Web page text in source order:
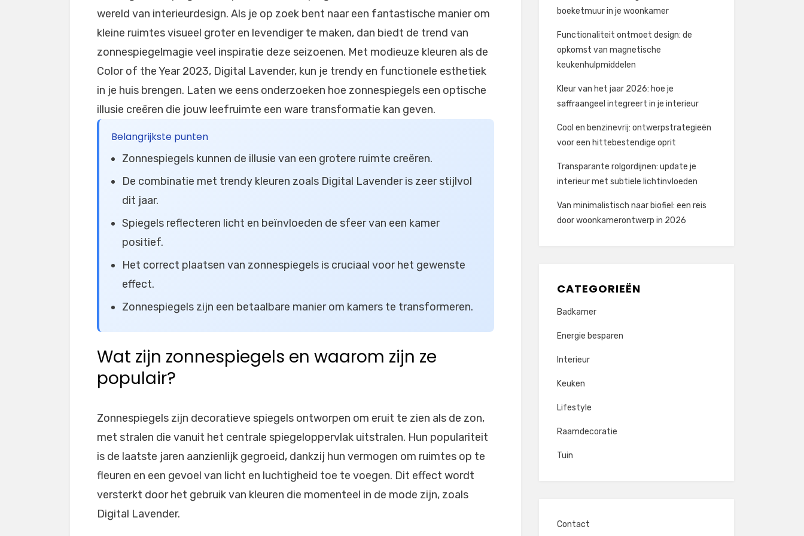
wereld van interieurdesign. Als je op zoek bent naar een fantastische manier om
kleine ruimtes visueel groter en levendiger te maken, dan biedt de trend van
zonnespiegelmagie veel inspiratie deze seizoenen. Met modieuze kleuren als de
Color of the Year 2023, Digital Lavender, kun je trendy en functionele esthetiek
in je huis brengen. Laten we eens onderzoeken hoe zonnespiegels een optische
illusie creëren die jouw leefruimte een ware transformatie kan geven.
Belangrijkste punten
Zonnespiegels kunnen de illusie van een grotere ruimte creëren.
De combinatie met trendy kleuren zoals Digital Lavender is zeer stijlvol
dit jaar.
Spiegels reflecteren licht en beïnvloeden de sfeer van een kamer
positief.
Het correct plaatsen van zonnespiegels is cruciaal voor het gewenste
effect.
Zonnespiegels zijn een betaalbare manier om kamers te transformeren.
Wat zijn zonnespiegels en waarom zijn ze
populair?
Zonnespiegels zijn decoratieve spiegels ontworpen om eruit te zien als de zon,
met stralen die vanuit het centrale spiegeloppervlak uitstralen. Hun populariteit
is de laatste jaren aanzienlijk gegroeid, dankzij hun vermogen om ruimtes op te
fleuren en een gevoel van licht en luchtigheid toe te voegen. Dit effect wordt
versterkt door het gebruik van kleuren die momenteel in de mode zijn, zoals
Digital Lavender.
boeketmuur in je woonkamer
Functionaliteit ontmoet design: de
opkomst van magnetische
keukenhulpmiddelen
Kleur van het jaar 2026: hoe je
saffraangeel integreert in je interieur
Cool en benzinevrij: ontwerpstrategieën
voor een hittebestendige oprit
Transparante rolgordijnen: update je
interieur met subtiele lichtinvloeden
Van minimalistisch naar biofiel: een reis
door woonkamerontwerp in 2026
CATEGORIEËN
Badkamer
Energie besparen
Interieur
Keuken
Lifestyle
Raamdecoratie
Tuin
Contact